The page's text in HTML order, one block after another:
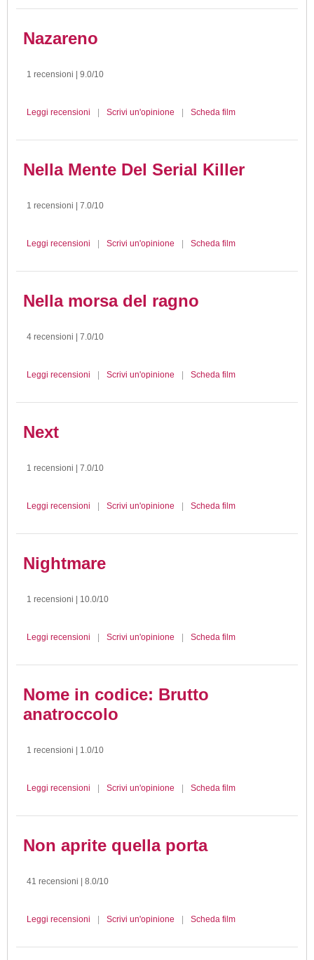
Nazareno
1 recensioni | 9.0/10
Leggi recensioni Scrivi un'opinione Scheda film
Nella Mente Del Serial Killer
1 recensioni | 7.0/10
Leggi recensioni Scrivi un'opinione Scheda film
Nella morsa del ragno
4 recensioni | 7.0/10
Leggi recensioni Scrivi un'opinione Scheda film
Next
1 recensioni | 7.0/10
Leggi recensioni Scrivi un'opinione Scheda film
Nightmare
1 recensioni | 10.0/10
Leggi recensioni Scrivi un'opinione Scheda film
Nome in codice: Brutto
anatroccolo
1 recensioni | 1.0/10
Leggi recensioni Scrivi un'opinione Scheda film
Non aprite quella porta
41 recensioni | 8.0/10
Leggi recensioni Scrivi un'opinione Scheda film